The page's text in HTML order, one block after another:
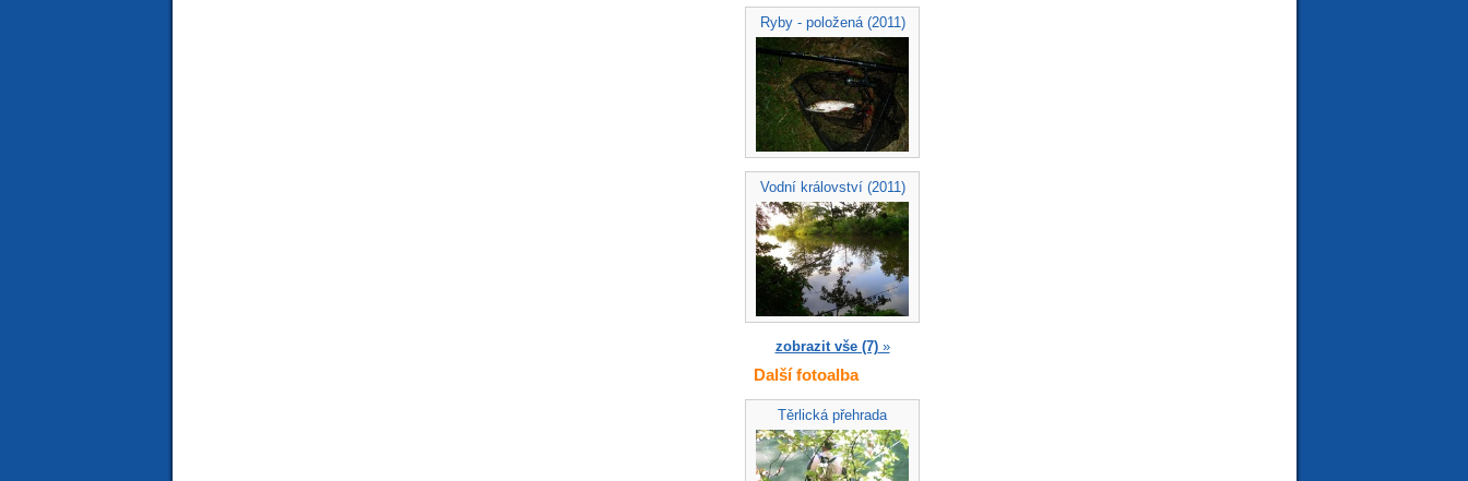
Ryby - položená (2011)
Vodní království (2011)
zobrazit vše (7)»
Další fotoalba
Těrlická přehrada